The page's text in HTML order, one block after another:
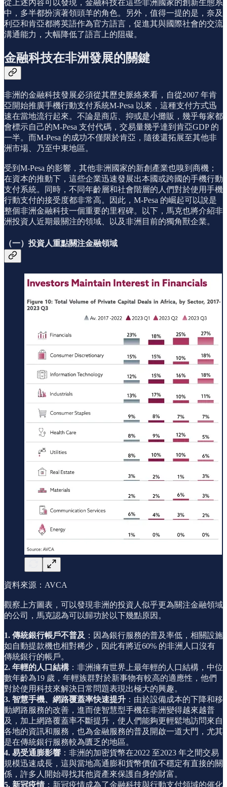
從上述內容可以發現，金融科技在這些非洲國家的創新生態系
中，多半都扮演著領頭羊的角色。另外，值得一提的是，奈及
利亞和肯亞都將英語作為官方語言，促進其與國際社會的交流
溝通能力，大幅降低了語言上的阻礙。
金融科技在非洲發展的關鍵
非洲的金融科技發展必須從其歷史脈絡來看，自從2007 年肯
亞開始推廣手機行動支付系統M-Pesa 以來，這種支付方式迅
速在當地流行起來。不論是商店、抑或是小攤販，幾乎每家都
會標示自己的M-Pesa 支付代碼，交易量幾乎達到肯亞GDP 的
一半。而M-Pesa 的成功不僅限於肯亞，隨後還拓展至其他非
洲市場、乃至中東地區。
受到M-Pesa 的影響，其他非洲國家的新創產業也嗅到商機；
在資本的推動下，這些企業迅速發展出本國或跨國的手機行動
支付系統。同時，不同年齡層和社會階層的人們對於使用手機
行動支付的接受度都非常高。因此，M-Pesa 的崛起可以說是
整個非洲金融科技一個重要的里程碑。以下，馬克也將介紹非
洲投資人近期最關注的領域、以及非洲目前的獨角獸企業。
（一）投資人重點關注金融領域
資料來源：AVCA
觀察上方圖表，可以發現非洲的投資人似乎更為關注金融領域
的公司，馬克認為可以歸功於以下幾點原因。
1. 傳統銀行帳戶不普及 ：因為銀行服務的普及率低，相關設施
如自動提款機也相對稀少，因此有將近60% 的非洲人口沒有
傳統銀行的帳戶。
2. 年輕的人口結構 ：非洲擁有世界上最年輕的人口結構，中位
數年齡為19 歲，年輕族群對於新事物有較高的適應性，他們
對於使用科技來解決日常問題表現出極大的興趣。
3. 智慧手機、網路覆蓋率快速提升 ：由於設備成本的下降和移
動網路服務的改善，進而使智慧型手機在非洲變得越來越普
及，加上網路覆蓋率不斷提升，使人們能夠更輕鬆地訪問來自
各地的資訊和服務，也為金融服務的普及開啟一道大門，尤其
是在傳統銀行服務較為匱乏的地區。
4. 易受通膨影響 ：非洲的加密貨幣在2022 至2023 年之間交易
規模迅速成長，這與當地高通膨和貨幣價值不穩定有直接的關
係，許多人開始尋找其他資產來保護自身的財富。
5. 新冠疫情：新冠疫情成為了金融科技與行動支付領域的催化